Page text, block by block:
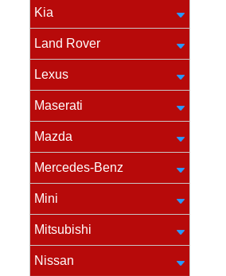
Kia
Land Rover
Lexus
Maserati
Mazda
Mercedes-Benz
Mini
Mitsubishi
Nissan